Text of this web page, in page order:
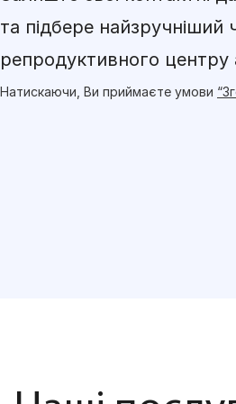
та підбере найзручніший
репродуктивного центру
Натискаючи, Ви приймаєте умови